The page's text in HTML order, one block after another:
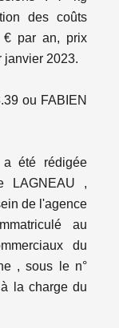
des coûts
par an, prix
janvier 2023.
ou FABIEN
a été rédigée
LAGNEAU ,
de l'agence
au
du
, sous le n°
la charge du